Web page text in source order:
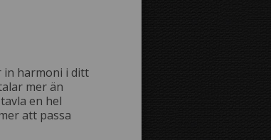
Avstånd till kanterna:
in harmoni i ditt
mer än
en hel
att passa